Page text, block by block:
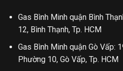
Gas Bình Minh quận Bình
12, Bình Thạnh, Tp. HCM
Gas Bình Minh quận Gò Vấp:
Phường 10, Gò Vấp, Tp. HCM